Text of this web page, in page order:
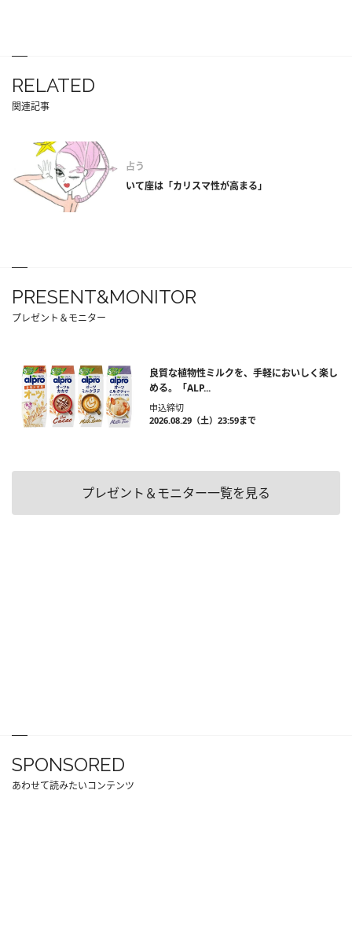
RELATED
関連記事
占う
いて座は「カリスマ性が高まる」
PRESENT&MONITOR
プレゼント＆モニター
良質な植物性ミルクを、手軽においしく楽し
める。「ALP...
申込締切
2026.08.29（土）23:59まで
プレゼント＆モニター一覧を見る
SPONSORED
あわせて読みたいコンテンツ